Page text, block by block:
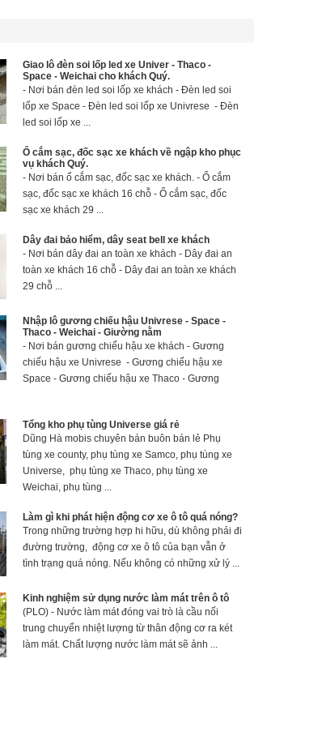
Giao lô đèn soi lốp led xe Univer - Thaco -
Space - Weichai cho khách Quý.
- Nơi bán đèn led soi lốp xe khách - Đèn led soi
lốp xe Space - Đèn led soi lốp xe Univrese - Đèn
led soi lốp xe ...
Ổ cắm sạc, đốc sạc xe khách về ngập kho phục
vụ khách Quý.
- Nơi bán ổ cắm sạc, đốc sạc xe khách. - Ổ cắm
sạc, đốc sạc xe khách 16 chỗ - Ổ cắm sạc, đốc
sạc xe khách 29 ...
Dây đai bảo hiểm, dây seat bell xe khách
- Nơi bán dây đai an toàn xe khách - Dây đai an
toàn xe khách 16 chỗ - Dây đai an toàn xe khách
29 chỗ ...
Nhập lô gương chiếu hậu Univrese - Space -
Thaco - Weichai - Giường nằm
- Nơi bán gương chiếu hậu xe khách - Gương
chiếu hậu xe Univrese - Gương chiếu hậu xe
Space - Gương chiếu hậu xe Thaco - Gương
Tổng kho phụ tùng Universe giá rẻ
Dũng Hà mobis chuyên bán buôn bán lẻ Phụ
tùng xe county, phụ tùng xe Samco, phụ tùng xe
Universe, phụ tùng xe Thaco, phụ tùng xe
Weichai, phụ tùng ...
Làm gì khi phát hiện động cơ xe ô tô quá nóng?
Trong những trường hợp hi hữu, dù không phải đi
đường trường, động cơ xe ô tô của bạn vẫn ở
tình trạng quá nóng. Nếu không có những xử lý ...
Kinh nghiệm sử dụng nước làm mát trên ô tô
(PLO) - Nước làm mát đóng vai trò là cầu nối
trung chuyển nhiệt lượng từ thân động cơ ra két
làm mát. Chất lượng nước làm mát sẽ ảnh ...